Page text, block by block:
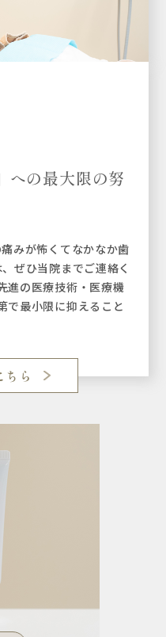
への最大限の努
みが怖くてなかなか歯
ぜひ当院までご連絡く
進の医療技術・医療機
で最小限に抑えること
ちら